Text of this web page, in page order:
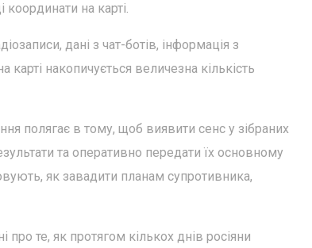
на карті.
дані з чат-ботів, інформація з
карті накопичується величезна кількість
полягає в тому, щоб виявити сенс у зібраних
та оперативно передати їх основному
як завадити планам супротивника,
те, як протягом кількох днів росіяни